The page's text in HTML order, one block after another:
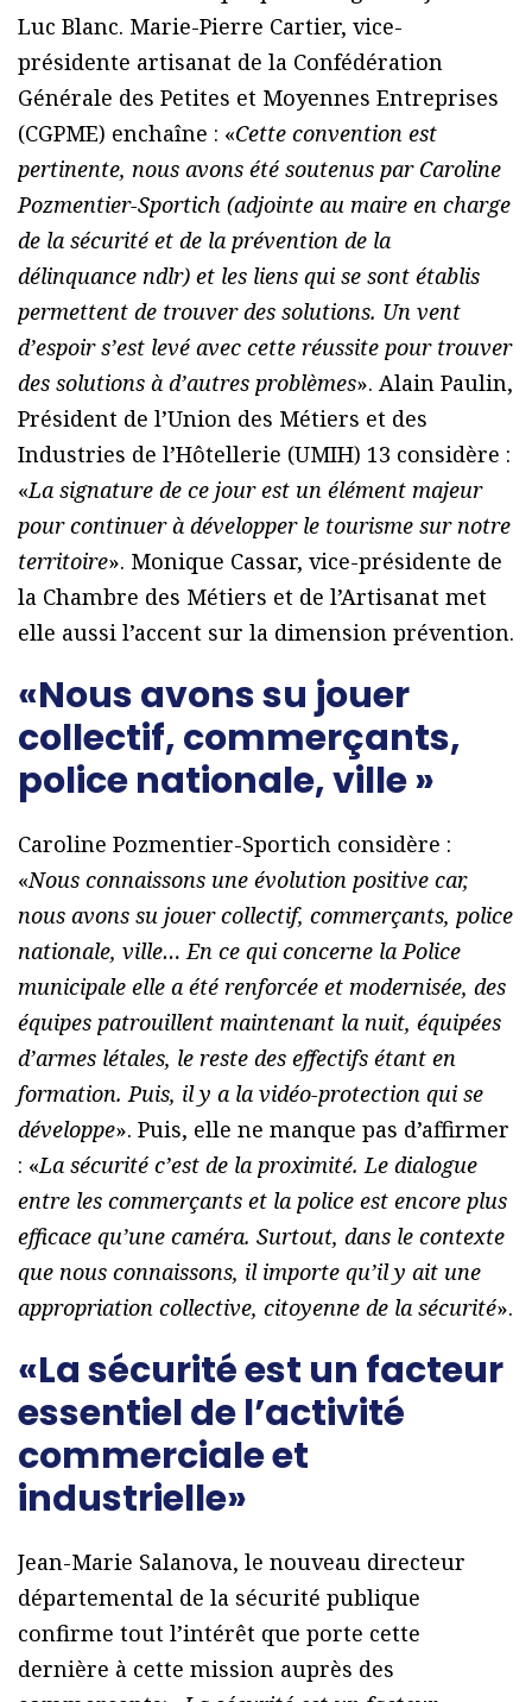
Luc Blanc. Marie-Pierre Cartier, vice-
présidente artisanat de la Confédération
Générale des Petites et Moyennes Entreprises
(CGPME) enchaîne : «Cette convention est
pertinente, nous avons été soutenus par Caroline
Pozmentier-Sportich (adjointe au maire en charge
de la sécurité et de la prévention de la
délinquance ndlr) et les liens qui se sont établis
permettent de trouver des solutions. Un vent
d’espoir s’est levé avec cette réussite pour trouver
des solutions à d’autres problèmes». Alain Paulin,
Président de l’Union des Métiers et des
Industries de l’Hôtellerie (UMIH) 13 considère :
«La signature de ce jour est un élément majeur
pour continuer à développer le tourisme sur notre
territoire». Monique Cassar, vice-présidente de
la Chambre des Métiers et de l’Artisanat met
elle aussi l’accent sur la dimension prévention.
«Nous avons su jouer
collectif, commerçants,
police nationale, ville »
Caroline Pozmentier-Sportich considère :
«Nous connaissons une évolution positive car,
nous avons su jouer collectif, commerçants, police
nationale, ville… En ce qui concerne la Police
municipale elle a été renforcée et modernisée, des
équipes patrouillent maintenant la nuit, équipées
d’armes létales, le reste des effectifs étant en
formation. Puis, il y a la vidéo-protection qui se
développe». Puis, elle ne manque pas d’affirmer
: «La sécurité c’est de la proximité. Le dialogue
entre les commerçants et la police est encore plus
efficace qu’une caméra. Surtout, dans le contexte
que nous connaissons, il importe qu’il y ait une
appropriation collective, citoyenne de la sécurité».
«La sécurité est un facteur
essentiel de l’activité
commerciale et
industrielle»
Jean-Marie Salanova, le nouveau directeur
départemental de la sécurité publique
confirme tout l’intérêt que porte cette
dernière à cette mission auprès des